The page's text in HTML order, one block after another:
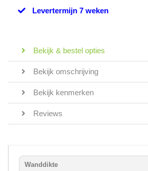
Levertermijn 7 weken
Bekijk & bestel opties
Bekijk omschrijving
Bekijk kenmerken
Reviews
Wanddikte